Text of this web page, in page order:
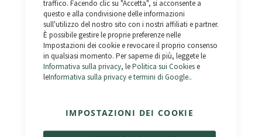
traffico. Facendo clic su "Accetta", si acconsente a
questo e alla condivisione delle informazioni
sull'utilizzo del nostro sito con i nostri affiliati e partner.
È possibile gestire le proprie preferenze nelle
Impostazioni dei cookie e revocare il proprio consenso
in qualsiasi momento. Per saperne di più, leggete le
Informativa sulla privacy, lePolitica sui Cookiese
leInformativa sulla privacy e termini di Google..
IMPOSTAZIONI DEI COOKIE
El Camino
2.490,00 € 1.690,00 € 1.990,00 €1.390,00 €